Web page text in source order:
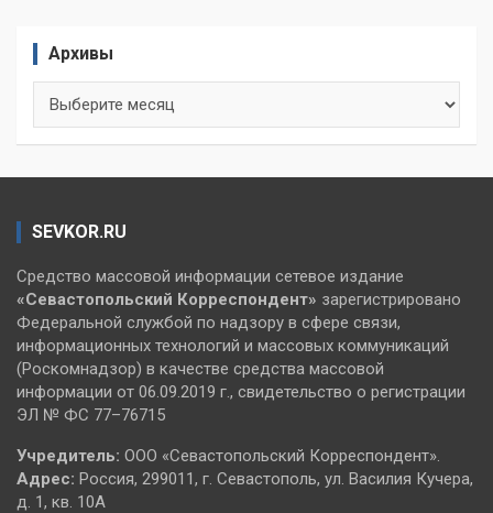
Архивы
SEVKOR.RU
Средство массовой информации сетевое издание
«Севастопольский Корреспондент» зарегистрировано
Федеральной службой по надзору в сфере связи,
информационных технологий и массовых коммуникаций
(Роскомнадзор) в качестве средства массовой
информации от 06.09.2019 г., свидетельство о регистрации
ЭЛ № ФС 77–76715
Учредитель: ООО «Севастопольский Корреспондент».
Адрес: Россия, 299011, г. Севастополь, ул. Василия Кучера,
д. 1, кв. 10А